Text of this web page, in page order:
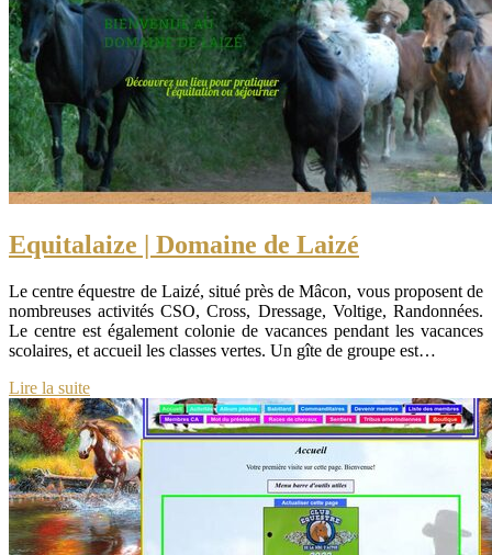
Equitalaize | Domaine de Laizé
Le centre équestre de Laizé, situé près de Mâcon, vous proposent de
nombreuses activités CSO, Cross, Dressage, Voltige, Randonnées.
Le centre est également colonie de vacances pendant les vacances
scolaires, et accueil les classes vertes. Un gîte de groupe est…
Lire la suite